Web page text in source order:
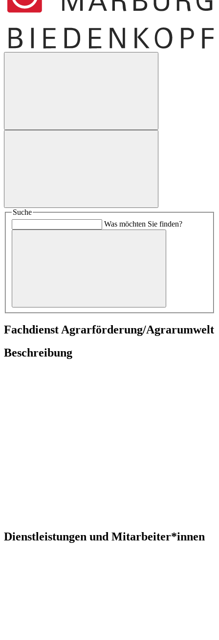
Suche
Was möchten Sie finden?
Fachdienst Agrarförderung/Agrarumwelt
Beschreibung
Dienstleistungen und Mitarbeiter*innen